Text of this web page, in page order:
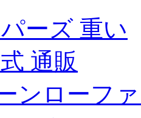
ーズ 重い
通販
ンローフ